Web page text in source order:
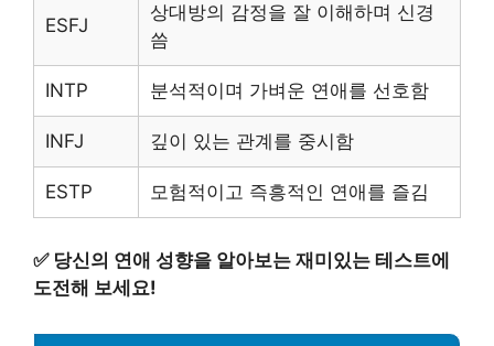
ESFJ
상대방의 감정을 잘 이해하며 신경
씀
INTP 분석적이며 가벼운 연애를 선호함
INFJ 깊이 있는 관계를 중시함
ESTP 모험적이고 즉흥적인 연애를 즐김
✅ 당신의 연애 성향을 알아보는 재미있는 테스트에
도전해 보세요!